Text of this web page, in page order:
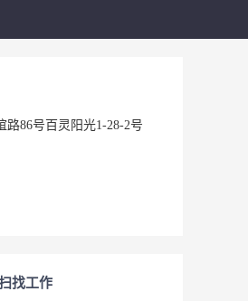
路86号百灵阳光1-28-2号
找工作